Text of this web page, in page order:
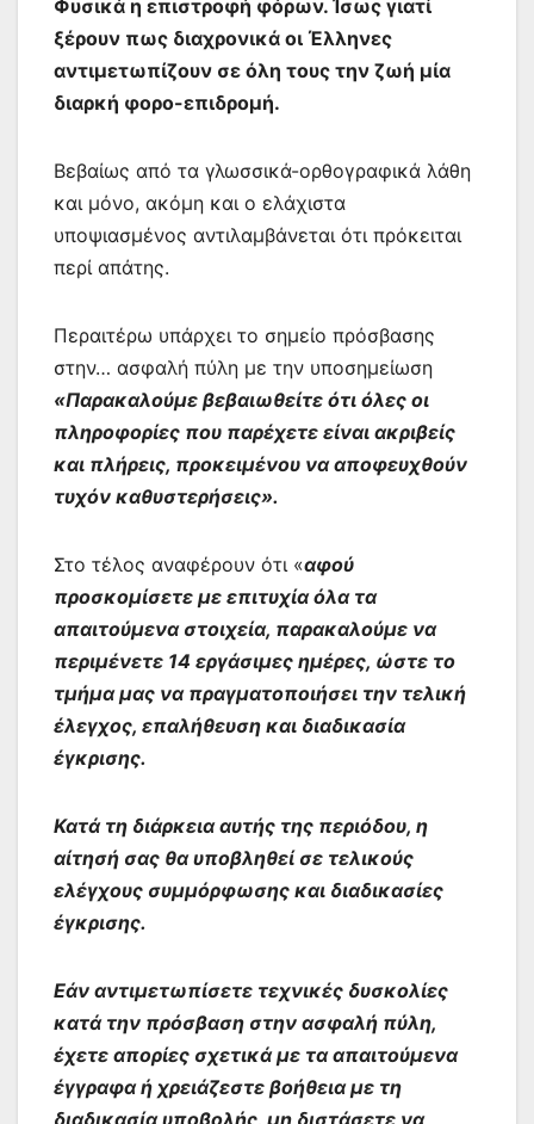
Φυσικά η επιστροφή φόρων. Ίσως γιατί
ξέρουν πως διαχρονικά οι Έλληνες
αντιμετωπίζουν σε όλη τους την ζωή μία
διαρκή φορο-επιδρομή.
Βεβαίως από τα γλωσσικά-ορθογραφικά λάθη
και μόνο, ακόμη και ο ελάχιστα
υποψιασμένος αντιλαμβάνεται ότι πρόκειται
περί απάτης.
Περαιτέρω υπάρχει το σημείο πρόσβασης
στην… ασφαλή πύλη με την υποσημείωση
«Παρακαλού‍με βεβαιωθείτε ότι όλ‍ες ο‍ι
πληροφο‍ρίες που παρ‍έχετε είναι ακριβείς
κ‍αι‍ πλήρεις,‍ προκειμένου‍ να αποφευχθούν
τυχόν καθυστερή‍σεις».
Στο τέλος αναφέρουν ότι «αφ‍ού
προ‍σκομίσ‍ετε με επιτυχία όλα τ‍α
απαιτούμε‍να στ‍οιχεία‍, παρακα‍λο‍ύμ‍ε να
περιμένετε‍ 14 εργάσιμες ημ‍έρες, ώστε το
τμήμα μας να π‍ραγ‍ματο‍ποιήσ‍ει τ‍ην τελική
έλεγχος, επαλήθευση και δι‍αδικασία
έγκρισης.
Κατά τη διάρκεια αυτής τη‍ς περι‍όδου, η
α‍ίτ‍ησή‍ σας θα υποβληθεί σε τε‍λικούς
ελ‍έγχους συ‍μμόρ‍φωσης κα‍ι δι‍αδι‍κασίες‍
έγκρισης.
Εάν αντιμετωπίσ‍ετε τεχνικές δυσκολ‍ίες
κατά την πρόσβαση στην ασφαλή πύλη,
έχε‍τε‍ απ‍ορ‍ίες σχετικά με τα απαιτούμ‍ενα
έγγραφα ή χρειάζεστε βοήθεια με τη
δια‍δικ‍ασία υποβολής, μ‍η διστάσετε να